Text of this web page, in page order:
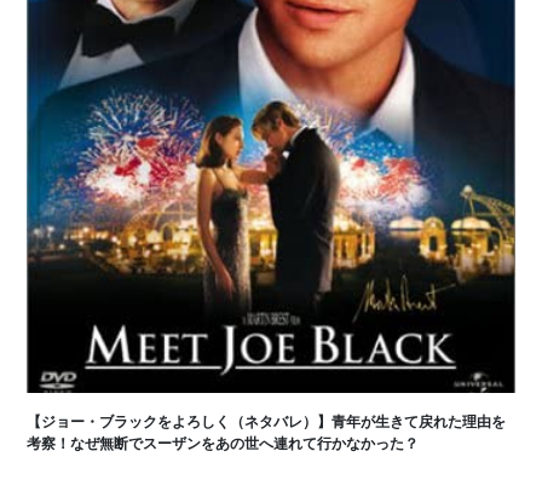
【ジョー・ブラックをよろしく（ネタバレ）】青年が生きて戻れた理由を
考察！なぜ無断でスーザンをあの世へ連れて行かなかった？